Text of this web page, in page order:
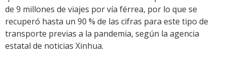
de 9 millones de viajes por vía férrea, por lo que se
recuperó hasta un 90 % de las cifras para este tipo de
transporte previas a la pandemia, según la agencia
estatal de noticias Xinhua.